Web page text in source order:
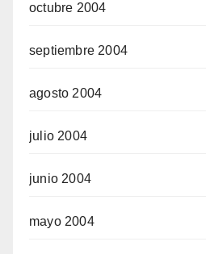
octubre 2004
septiembre 2004
agosto 2004
julio 2004
junio 2004
mayo 2004